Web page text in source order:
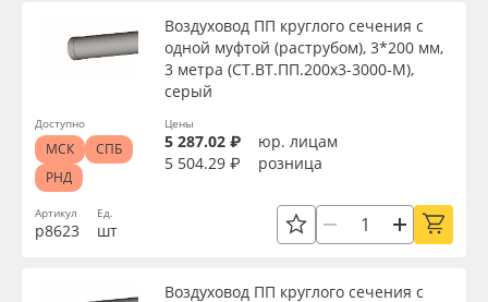
Артикул
р8623
Воздуховод ПП круглого сечения с
одной муфтой (раструбом), 3*200 мм,
3 метра (СТ.ВТ.ПП.200х3-3000-М),
серый
Ед.
шт
Цены
5 287.02 ₽
юр. лицам
5 504.29 ₽
розница
Доступно
МСК
СПБ
РНД
Воздуховод ПП круглого сечения с